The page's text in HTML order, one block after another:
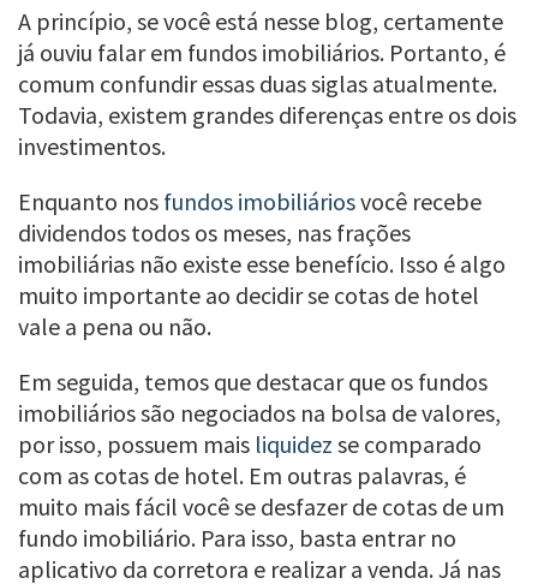
A princípio, se você está nesse blog, certamente
já ouviu falar em fundos imobiliários. Portanto, é
comum confundir essas duas siglas atualmente.
Todavia, existem grandes diferenças entre os dois
investimentos.
Enquanto nos fundos imobiliáriosvocê recebe
dividendos todos os meses, nas frações
imobiliárias não existe esse benefício. Isso é algo
muito importante ao decidir se cotas de hotel
vale a pena ou não.
Em seguida, temos que destacar que os fundos
imobiliários são negociados na bolsa de valores,
por isso, possuem mais liquidez se comparado
com as cotas de hotel. Em outras palavras, é
muito mais fácil você se desfazer de cotas de um
fundo imobiliário. Para isso, basta entrar no
aplicativo da corretora e realizar a venda. Já nas